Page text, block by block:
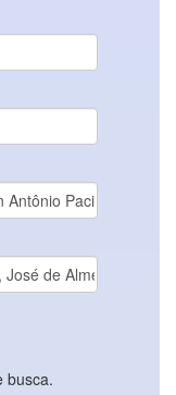
busca.